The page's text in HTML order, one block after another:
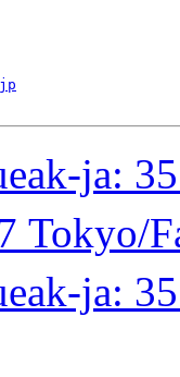
ja:
Tokyo/
ja: